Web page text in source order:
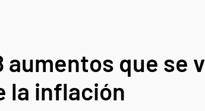
aumentos que se
la inflación